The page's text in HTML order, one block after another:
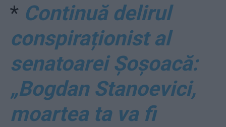
* Continuă delirul
conspiraționist al
senatoarei Șoșoacă:
„Bogdan Stanoevici,
moartea ta va fi